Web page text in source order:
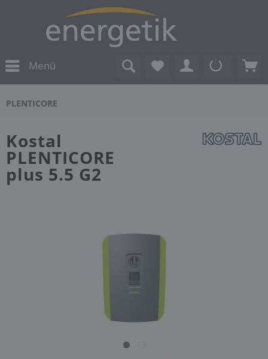
Menü
PLENTICORE
Kostal
PLENTICORE
plus 5.5 G2